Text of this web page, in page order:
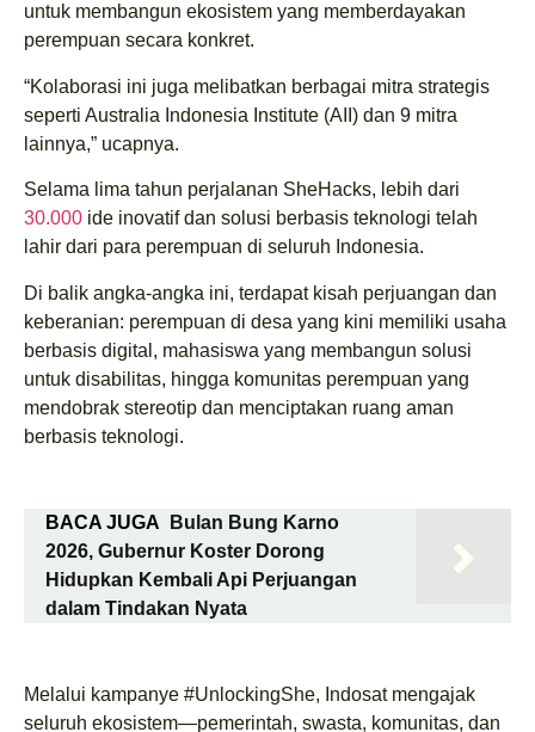
untuk membangun ekosistem yang memberdayakan
perempuan secara konkret.
“Kolaborasi ini juga melibatkan berbagai mitra strategis
seperti Australia Indonesia Institute (AII) dan 9 mitra
lainnya,” ucapnya.
Selama lima tahun perjalanan SheHacks, lebih dari
30.000 ide inovatif dan solusi berbasis teknologi telah
lahir dari para perempuan di seluruh Indonesia.
Di balik angka-angka ini, terdapat kisah perjuangan dan
keberanian: perempuan di desa yang kini memiliki usaha
berbasis digital, mahasiswa yang membangun solusi
untuk disabilitas, hingga komunitas perempuan yang
mendobrak stereotip dan menciptakan ruang aman
berbasis teknologi.
BACA JUGA
Bulan Bung Karno
2026, Gubernur Koster Dorong
Hidupkan Kembali Api Perjuangan
dalam Tindakan Nyata
Melalui kampanye #UnlockingShe, Indosat mengajak
seluruh ekosistem—pemerintah, swasta, komunitas, dan